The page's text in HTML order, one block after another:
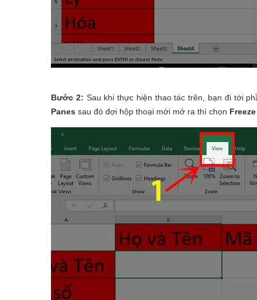
Bước 2: Sau khi thực hiện thao tác trên, bạn đi tới
Panes sau đó đợi hộp thoại mới mở ra thì chọn